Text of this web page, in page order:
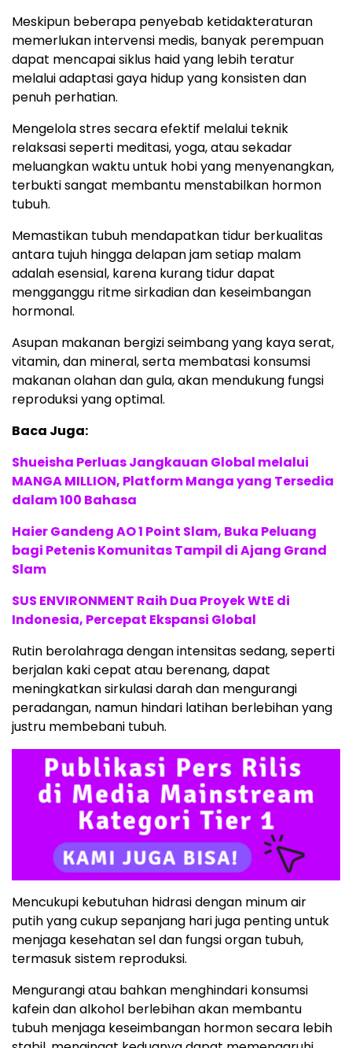
Meskipun beberapa penyebab ketidakteraturan
memerlukan intervensi medis, banyak perempuan
dapat mencapai siklus haid yang lebih teratur
melalui adaptasi gaya hidup yang konsisten dan
penuh perhatian.
Mengelola stres secara efektif melalui teknik
relaksasi seperti meditasi, yoga, atau sekadar
meluangkan waktu untuk hobi yang menyenangkan,
terbukti sangat membantu menstabilkan hormon
tubuh.
Memastikan tubuh mendapatkan tidur berkualitas
antara tujuh hingga delapan jam setiap malam
adalah esensial, karena kurang tidur dapat
mengganggu ritme sirkadian dan keseimbangan
hormonal.
Asupan makanan bergizi seimbang yang kaya serat,
vitamin, dan mineral, serta membatasi konsumsi
makanan olahan dan gula, akan mendukung fungsi
reproduksi yang optimal.
Baca Juga:
Shueisha Perluas Jangkauan Global melalui
MANGA MILLION, Platform Manga yang Tersedia
dalam 100 Bahasa
Haier Gandeng AO 1 Point Slam, Buka Peluang
bagi Petenis Komunitas Tampil di Ajang Grand
Slam
SUS ENVIRONMENT Raih Dua Proyek WtE di
Indonesia, Percepat Ekspansi Global
Rutin berolahraga dengan intensitas sedang, seperti
berjalan kaki cepat atau berenang, dapat
meningkatkan sirkulasi darah dan mengurangi
peradangan, namun hindari latihan berlebihan yang
justru membebani tubuh.
Mencukupi kebutuhan hidrasi dengan minum air
putih yang cukup sepanjang hari juga penting untuk
menjaga kesehatan sel dan fungsi organ tubuh,
termasuk sistem reproduksi.
Mengurangi atau bahkan menghindari konsumsi
kafein dan alkohol berlebihan akan membantu
tubuh menjaga keseimbangan hormon secara lebih